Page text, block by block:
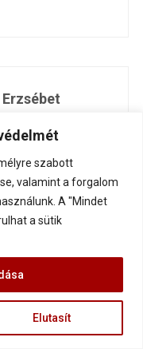
szabott
valamint a forgalom
A "Mindet
a sütik
Elutasít
az
a
rám is
szüksége